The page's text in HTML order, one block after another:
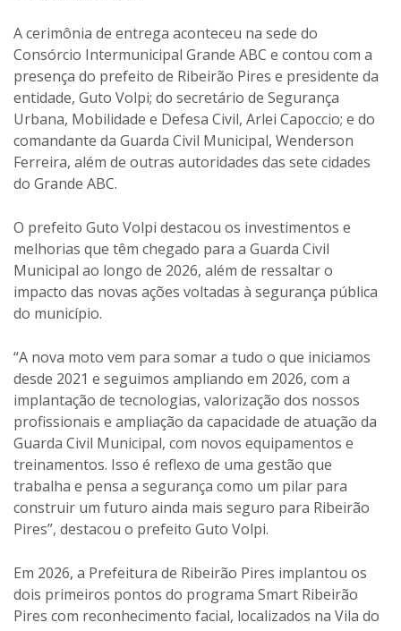
A cerimônia de entrega aconteceu na sede do
Consórcio Intermunicipal Grande ABC e contou com a
presença do prefeito de Ribeirão Pires e presidente da
entidade, Guto Volpi; do secretário de Segurança
Urbana, Mobilidade e Defesa Civil, Arlei Capoccio; e do
comandante da Guarda Civil Municipal, Wenderson
Ferreira, além de outras autoridades das sete cidades
do Grande ABC.
O prefeito Guto Volpi destacou os investimentos e
melhorias que têm chegado para a Guarda Civil
Municipal ao longo de 2026, além de ressaltar o
impacto das novas ações voltadas à segurança pública
do município.
“A nova moto vem para somar a tudo o que iniciamos
desde 2021 e seguimos ampliando em 2026, com a
implantação de tecnologias, valorização dos nossos
profissionais e ampliação da capacidade de atuação da
Guarda Civil Municipal, com novos equipamentos e
treinamentos. Isso é reflexo de uma gestão que
trabalha e pensa a segurança como um pilar para
construir um futuro ainda mais seguro para Ribeirão
Pires”, destacou o prefeito Guto Volpi.
Em 2026, a Prefeitura de Ribeirão Pires implantou os
dois primeiros pontos do programa Smart Ribeirão
Pires com reconhecimento facial, localizados na Vila do